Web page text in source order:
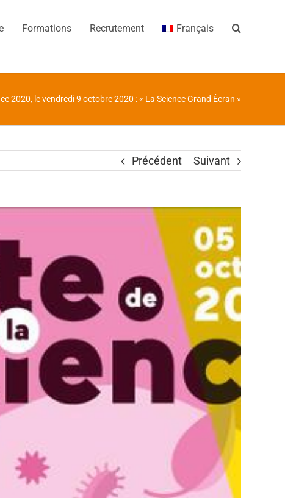
Formations Recrutement Français
2020, le vendredi 9 octobre 2020 : « La Science Grand Écran »
Précédent Suivant